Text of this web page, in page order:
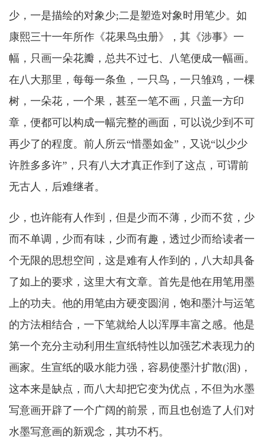
少，一是描绘的对象少;二是塑造对象时用笔少。如
康熙三十一年所作《花果鸟虫册》，其《涉事》一
幅，只画一朵花瓣，总共不过七、八笔便成一幅画。
在八大那里，每每一条鱼，一只鸟，一只雏鸡，一棵
树，一朵花，一个果，甚至一笔不画，只盖一方印
章，便都可以构成一幅完整的画面，可以说少到不可
再少了的程度。前人所云“惜墨如金”，又说“以少少
许胜多多许”，只有八大才真正作到了这点，可谓前
无古人，后难继者。
少，也许能有人作到，但是少而不薄，少而不贫，少
而不单调，少而有味，少而有趣，透过少而给读者一
个无限的思想空间，这是难有人作到的，八大却具备
了如上的要求，这里大有文章。首先是他在用笔用墨
上的功夫。他的用笔由方硬变圆润，饱和墨汁与运笔
的方法相结合，一下笔就给人以浑厚丰富之感。他是
第一个充分主动利用生宣纸特性以加强艺术表现力的
画家。生宣纸的吸水能力强，容易使墨汁扩散(洇)，
这本来是缺点，而八大却把它变为优点，不但为水墨
写意画开辟了一个广阔的前景，而且也创造了人们对
水墨写意画的新观念，其功不朽。